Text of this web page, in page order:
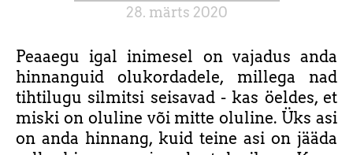
28. märts 2020
Peaaegu igal inimesel on vajadus anda
hinnanguid olukordadele, millega nad
tihtilugu silmitsi seisavad - kas öeldes, et
miski on oluline või mitte oluline. Üks asi
on anda hinnang, kuid teine asi on jääda